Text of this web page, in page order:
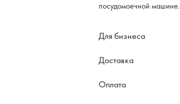
посудомоечной машине.
Для бизнеса
Доставка
Оплата